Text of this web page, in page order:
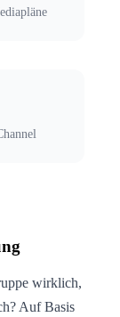
wirklich,
Auf Basis